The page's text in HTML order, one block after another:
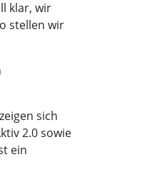
klar, wir
stellen wir
sich
2.0 sowie
ein